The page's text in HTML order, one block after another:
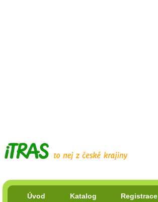
Úvod Katalog Registrace